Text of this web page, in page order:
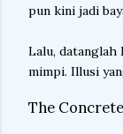
pun kini jadi
Lalu, datanglah
mimpi. Illusi
The